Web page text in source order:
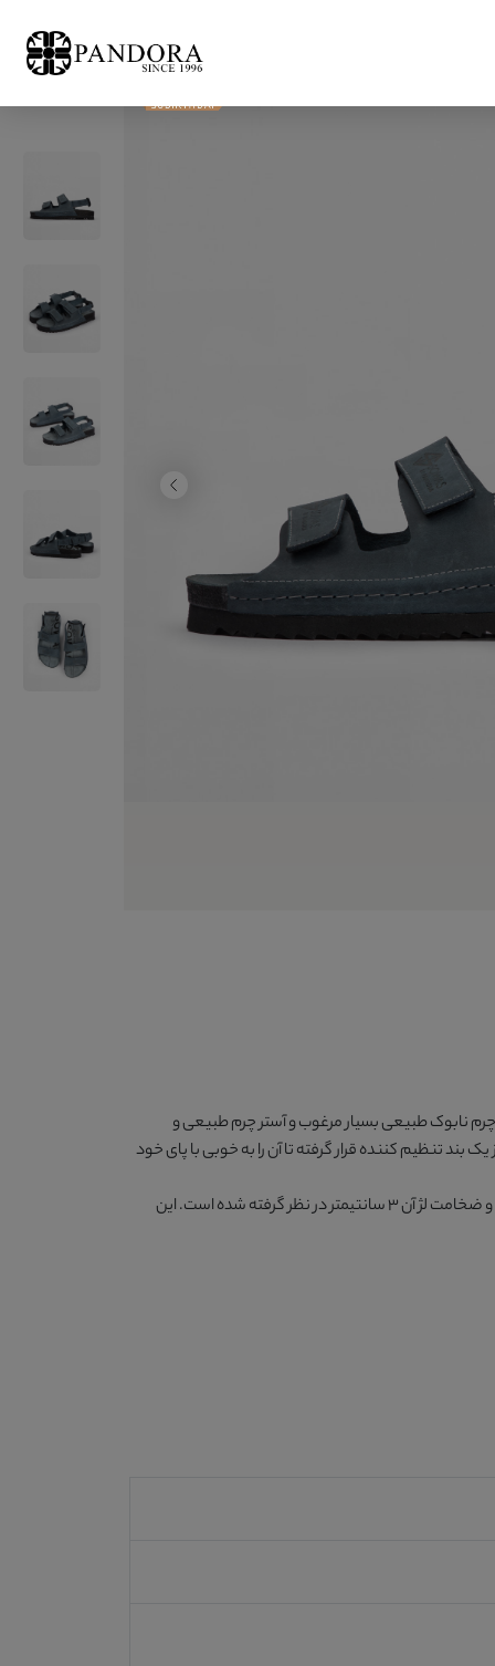
چرم نابوک طبیعی بسیار مرغوب و آستر چرم طبیعی و
بند تنظیم کننده قرار گرفته تا آن را به خوبی با پای خود
ارزنده 450 گرم است و ضخامت لژ آن 3 سانتیمتر در نظر گرفته شده است. این